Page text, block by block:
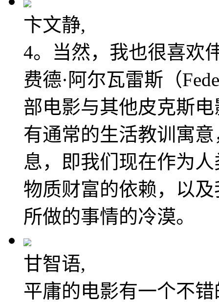
卞文静,
4。当然，我也很喜欢
费德·阿尔瓦雷斯（
部电影与其他皮克斯
有通常的生活教训寓
息，即我们现在作为
物质财富的依赖，以
所做的事情的冷漠。
甘智语,
平庸的电影有一个不